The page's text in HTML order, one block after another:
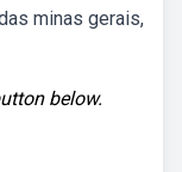
minas gerais,
below.